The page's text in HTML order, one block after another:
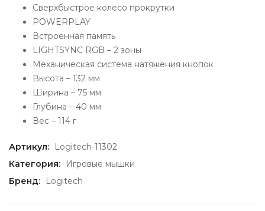
Сверхбыстрое колесо прокрутки
POWERPLAY
Встроенная память
LIGHTSYNC RGB – 2 зоны
Механическая система натяжения кнопок
Высота – 132 мм
Ширина – 75 мм
Глубина – 40 мм
Вес – 114 г
Артикул:
Logitech-11302
Категория:
Игровые мышки
Бренд:
Logitech